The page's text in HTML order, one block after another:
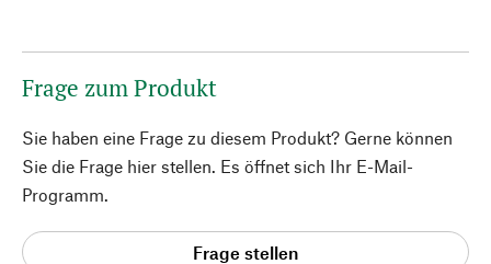
Frage zum Produkt
Sie haben eine Frage zu diesem Produkt? Gerne können
Sie die Frage hier stellen. Es öffnet sich Ihr E-Mail-
Programm.
Frage stellen